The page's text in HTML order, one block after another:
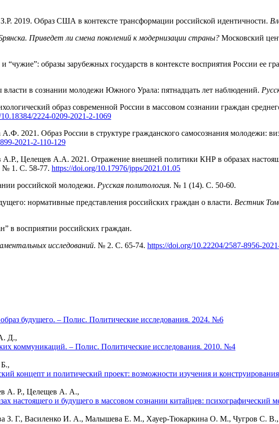
2019. Образ США в контексте трансформации российской идентичности.
Приведет ли смена поколений к модернизации страны? Московский
“чужие”: образы зарубежных государств в контексте восприятия России ее
в сознании молодежи Южного Урала: пятнадцать лет наблюдений.
образ современной России в массовом сознании граждан
2224-0209-2021-2-1069
2021. Образ России в структуре гражданского самосознания молодежи:
2021-2-110-129
Целещев А.А. 2021. Отражение внешней политики КНР в образах
№ 1. С. 58-77. https://doi.org/10.17976/jpps/2021.01.05
российской молодежи. Русская политология. № 1 (14). С. 50-60.
нормативные представления российских граждан о власти. Вестник
в восприятии российских граждан.
исследований. № 2. C. 65-74. https://doi.org/10.22204/2587-8956-
будущего. – Полис. Политические исследования. 2024. №6
Д.,
коммуникаций. – Полис. Политические исследования. 2010. №4
концепт и политический проект: возможности изучения и
А. Р., Целещев А. А.,
настоящего и будущего в массовом сознании китайцев: психографический
З. Г., Василенко И. А., Малышева Е. М., Хауер-Тюкаркина О. М., Чугров С. В.,